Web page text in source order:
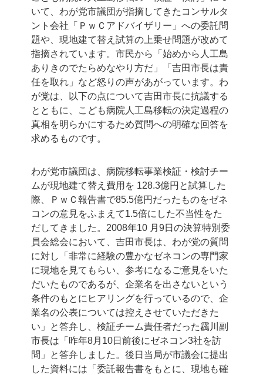
いて、わが党市議団が指摘してきたコンサルタ
ント会社「ＰｗＣアドバイザリー」への委託問
題や、現地建て替え試算の上乗せ問題が改めて
指摘されています。市民から「始めから人工島
ありきのでたらめなやり方だ」「吉田市長は責
任を取れ」など怒りの声があがっています。わ
が党は、以下の点について吉田市長に抗議する
とともに、こども病院人工島移転の決定過程の
真相を明らかにするため質問への明確な回答を
求めるものです。
わが党市議団は、病院移転事業検証・検討チー
ムが現地建て替え費用を 128.3億円と試算した
際、ＰｗＣ報告書で85.5億円だったものをゼネ
コンの意見をふまえて1.5倍にした不当性をた
だしてきました。2008年10 月9日の決算特別委
員会総会において、吉田市長は、わが党の質問
に対し「非常に経験の豊かなゼネコンの専門家
に現地を見てもらい、参考になるご意見をいた
だいたものであるが、企業名を出さないという
条件のもとにヒアリングを行っているので、企
業名の公表については控えさせていただきた
い」と答弁し、検証チーム責任者だった靏川副
市長は「昨年8月10日前後にゼネコン3社を訪
問」と答弁しました。後日当局が市議会に提出
した資料には「委託報告書をもとに、現地も確